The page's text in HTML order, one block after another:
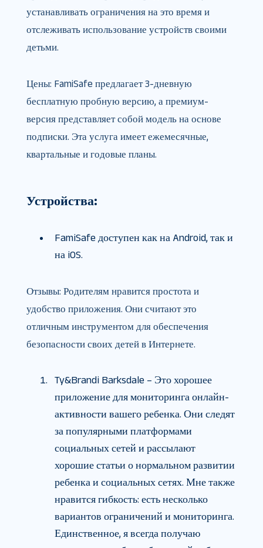
устанавливать ограничения на это время и
отслеживать использование устройств своими
детьми.
Цены: FamiSafe предлагает 3-дневную
бесплатную пробную версию, а премиум-
версия представляет собой модель на основе
подписки. Эта услуга имеет ежемесячные,
квартальные и годовые планы.
Устройства:
FamiSafe доступен как на Android, так и
на iOS.
Отзывы: Родителям нравится простота и
удобство приложения. Они считают это
отличным инструментом для обеспечения
безопасности своих детей в Интернете.
Ty&Brandi Barksdale – Это хорошее
приложение для мониторинга онлайн-
активности вашего ребенка. Они следят
за популярными платформами
социальных сетей и рассылают
хорошие статьи о нормальном развитии
ребенка и социальных сетях. Мне также
нравится гибкость: есть несколько
вариантов ограничений и мониторинга.
Единственное, я всегда получаю